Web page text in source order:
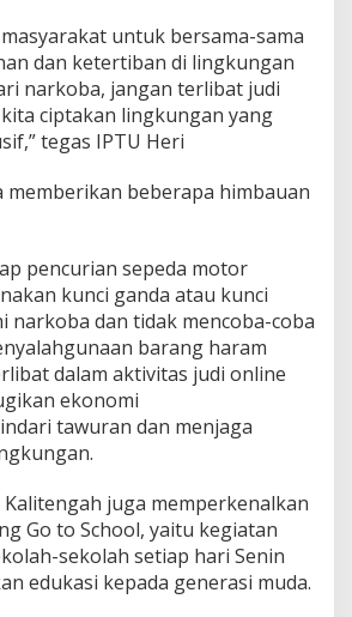
untuk bersama-sama
dan ketertiban di lingkungan
narkoba, jangan terlibat judi
ciptakan lingkungan yang
tegas IPTU Heri
memberikan beberapa himbauan
pencurian sepeda motor
kunci ganda atau kunci
narkoba dan tidak mencoba-coba
barang haram
dalam aktivitas judi online
ekonomi
tawuran dan menjaga
Kalitengah juga memperkenalkan
Go to School, yaitu kegiatan
sekolah setiap hari Senin
edukasi kepada generasi muda.